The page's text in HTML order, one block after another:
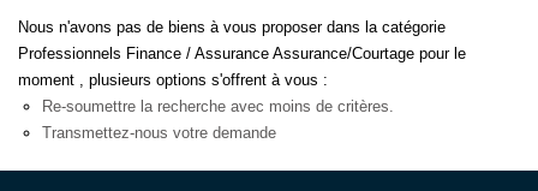
Estimez Votre Bien En Ligne
Demandez Votre Estimation À L'agence
Nous n'avons pas de biens à vous proposer dans la catégorie
Professionnels Finance / Assurance Assurance/Courtage pour le
moment , plusieurs options s'offrent à vous :
Re-soumettre la recherche avec moins de critères.
Transmettez-nous votre demande